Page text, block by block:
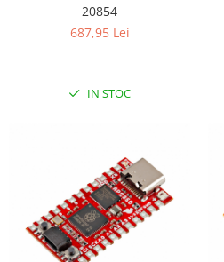
20854
687,95 Lei
IN STOC